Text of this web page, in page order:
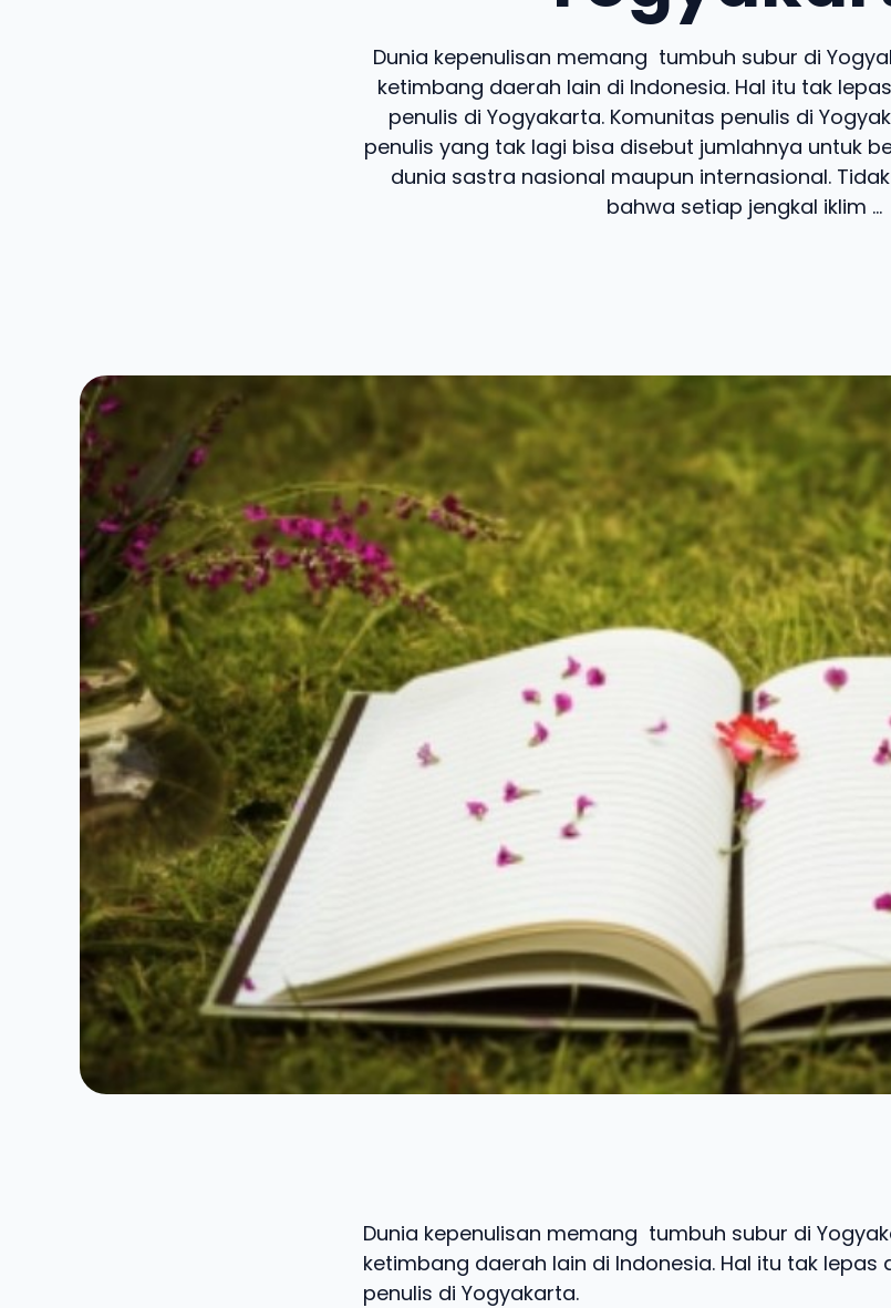
Dunia kepenulisan memang tumbuh subur di
ketimbang daerah lain di Indonesia. Hal itu tak
penulis di Yogyakarta. Komunitas penulis di
penulis yang tak lagi bisa disebut jumlahnya untuk
dunia sastra nasional maupun internasional.
bahwa setiap jengkal iklim ...
Dunia kepenulisan memang tumbuh subur di
ketimbang daerah lain di Indonesia. Hal itu tak lepas
penulis di Yogyakarta.